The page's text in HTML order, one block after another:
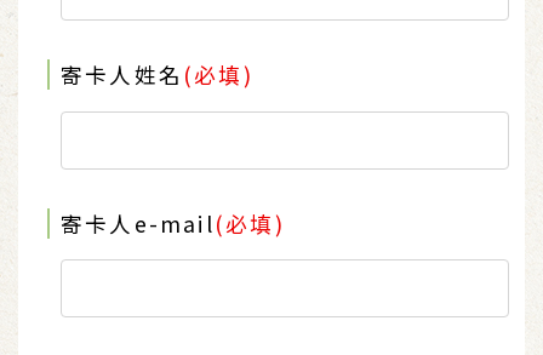
寄卡人姓名 (必填)
寄卡人e-mail(必填)